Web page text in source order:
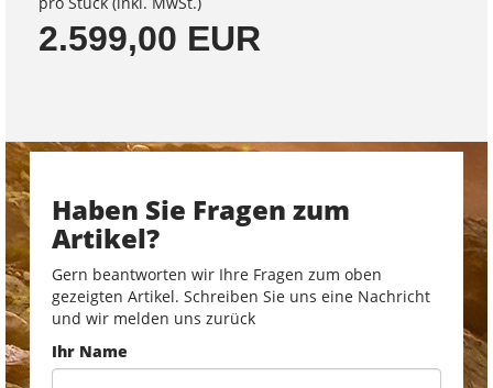
2.599,00 EUR
Haben Sie Fragen zum
Artikel?
Gern beantworten wir Ihre Fragen zum oben
gezeigten Artikel. Schreiben Sie uns eine Nachricht
und wir melden uns zurück
Ihr Name